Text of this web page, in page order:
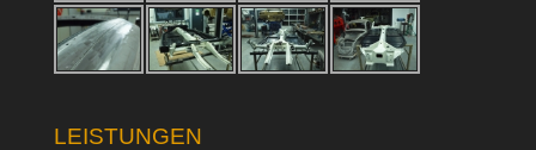
LEISTUNGEN